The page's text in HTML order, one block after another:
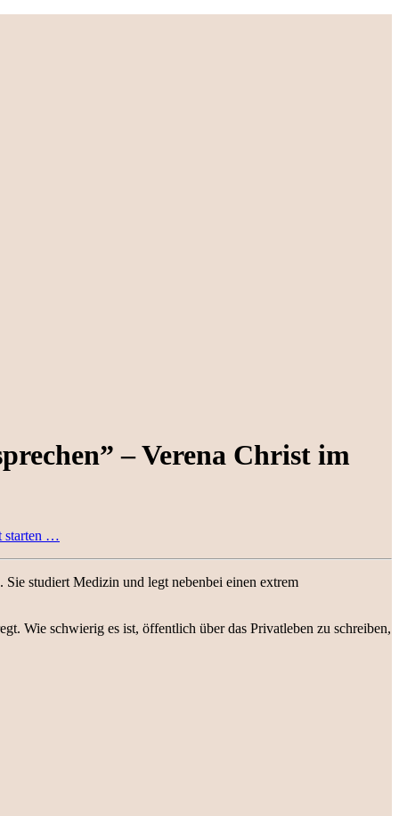
– Verena Christ im
starten …
Sie studiert Medizin und legt nebenbei einen extrem
Wie schwierig es ist, öffentlich über das Privatleben zu schreiben,